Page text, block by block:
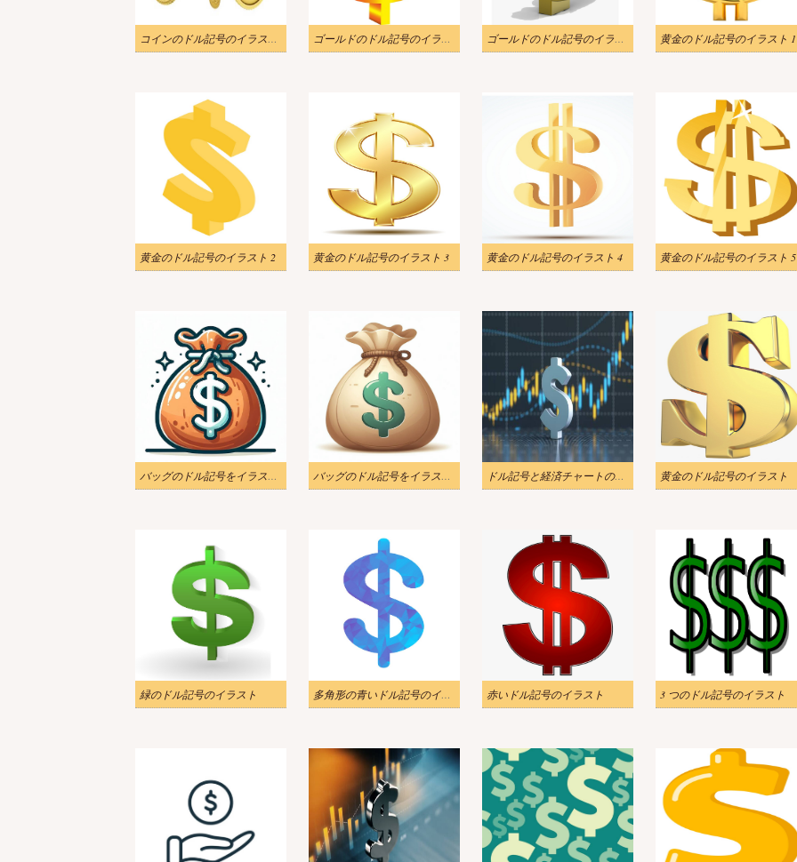
コインのドル記号のイラスト 2 ゴールドのドル記号のイラスト 1 ゴールドのドル記号のイラスト 黄金のドル記号のイラスト 1
黄金のドル記号のイラスト 2 黄金のドル記号のイラスト 3 黄金のドル記号のイラスト 4 黄金のドル記号のイラスト 5
バッグのドル記号をイラストします バッグのドル記号をイラストします 2 ドル記号と経済チャートのイラスト 2 黄金のドル記号のイラスト
緑のドル記号のイラスト 多角形の青いドル記号のイラスト 赤いドル記号のイラスト 3 つのドル記号のイラスト